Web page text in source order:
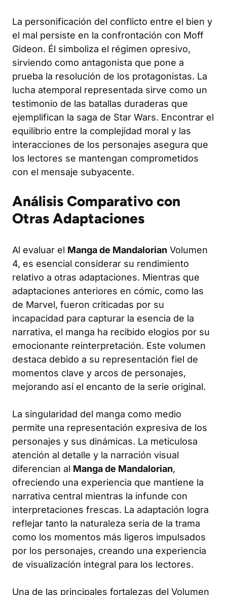
La personificación del conflicto entre el bien y
el mal persiste en la confrontación con Moff
Gideon. Él simboliza el régimen opresivo,
sirviendo como antagonista que pone a
prueba la resolución de los protagonistas. La
lucha atemporal representada sirve como un
testimonio de las batallas duraderas que
ejemplifican la saga de Star Wars. Encontrar el
equilibrio entre la complejidad moral y las
interacciones de los personajes asegura que
los lectores se mantengan comprometidos
con el mensaje subyacente.
Análisis Comparativo con
Otras Adaptaciones
Al evaluar el Manga de Mandalorian Volumen
4, es esencial considerar su rendimiento
relativo a otras adaptaciones. Mientras que
adaptaciones anteriores en cómic, como las
de Marvel, fueron criticadas por su
incapacidad para capturar la esencia de la
narrativa, el manga ha recibido elogios por su
emocionante reinterpretación. Este volumen
destaca debido a su representación fiel de
momentos clave y arcos de personajes,
mejorando así el encanto de la serie original.
La singularidad del manga como medio
permite una representación expresiva de los
personajes y sus dinámicas. La meticulosa
atención al detalle y la narración visual
diferencian al Manga de Mandalorian,
ofreciendo una experiencia que mantiene la
narrativa central mientras la infunde con
interpretaciones frescas. La adaptación logra
reflejar tanto la naturaleza seria de la trama
como los momentos más ligeros impulsados
por los personajes, creando una experiencia
de visualización integral para los lectores.
Una de las principales fortalezas del Volumen